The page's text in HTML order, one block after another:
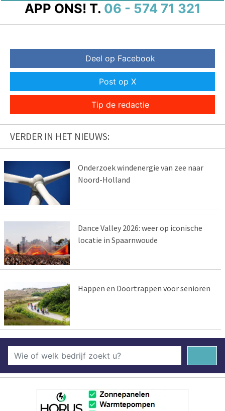
APP ONS! T. 06 - 574 71 321
Deel op Facebook
Post op X
Tip de redactie
VERDER IN HET NIEUWS:
Onderzoek windenergie van zee naar
Noord-Holland
Dance Valley 2026: weer op iconische
locatie in Spaarnwoude
Happen en Doortrappen voor senioren